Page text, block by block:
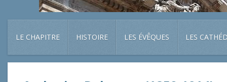
LE CHAPITRE HISTOIRE LES ÉVÊQUES LES